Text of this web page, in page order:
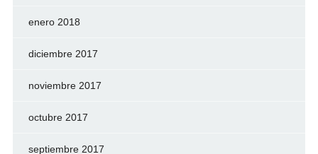
enero 2018
diciembre 2017
noviembre 2017
octubre 2017
septiembre 2017